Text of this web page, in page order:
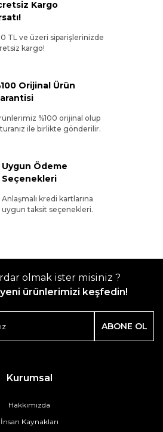
Kargo
TL ve üzeri siparişlerinizde
kargo!
Orijinal Ürün
%100 orijinal olup
ile birlikte gönderilir.
Uygun Ödeme
Seçenekleri
Anlaşmalı kredi kartlarına
uygun taksit seçenekleri.
olmak ister misiniz ?
ürünlerimizi keşfedin!
ABONE OL
Kurumsal
Hakkımızda
İnsan Kaynakları